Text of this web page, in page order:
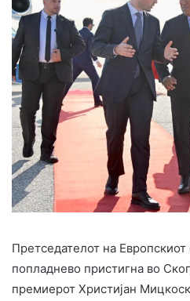
Претседателот на
попладнево пристигна во
премиерот Христијан